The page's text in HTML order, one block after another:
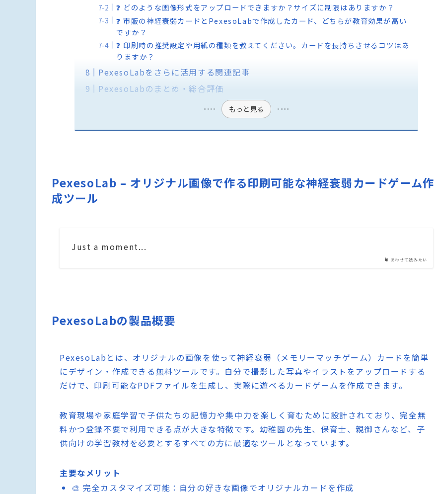
❓ どのような画像形式をアップロードできますか？サイズに制限はありますか？
❓ 市販の神経衰弱カードとPexesoLabで作成したカード、どちらが教育効果が高い
ですか？
❓ 印刷時の推奨設定や用紙の種類を教えてください。カードを長持ちさせるコツはあ
りますか？
PexesoLabをさらに活用する関連記事
PexesoLabのまとめ・総合評価
もっと見る
PexesoLab – オリジナル画像で作る印刷可能な神経衰弱カードゲーム作
成ツール
あわせて読みたい
Just a moment...
PexesoLabの製品概要
PexesoLabとは、オリジナルの画像を使って神経衰弱（メモリーマッチゲーム）カードを簡単
にデザイン・作成できる無料ツールです。自分で撮影した写真やイラストをアップロードする
だけで、印刷可能なPDFファイルを生成し、実際に遊べるカードゲームを作成できます。
教育現場や家庭学習で子供たちの記憶力や集中力を楽しく育むために設計されており、完全無
料かつ登録不要で利用できる点が大きな特徴です。幼稚園の先生、保育士、親御さんなど、子
供向けの学習教材を必要とするすべての方に最適なツールとなっています。
主要なメリット
🎨 完全カスタマイズ可能：自分の好きな画像でオリジナルカードを作成